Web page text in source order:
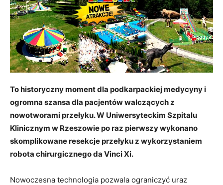
To historyczny moment dla podkarpackiej medycyny i
ogromna szansa dla pacjentów walczących z
nowotworami przełyku. W Uniwersyteckim Szpitalu
Klinicznym w Rzeszowie po raz pierwszy wykonano
skomplikowane resekcje przełyku z wykorzystaniem
robota chirurgicznego da Vinci Xi.
Nowoczesna technologia pozwala ograniczyć uraz